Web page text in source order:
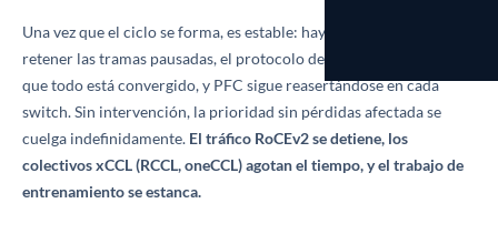
Una vez que el ciclo se forma, es estable: hay suficiente búfer para
retener las tramas pausadas, el protocolo de enrutamiento cree
que todo está convergido, y PFC sigue reasertándose en cada
switch. Sin intervención, la prioridad sin pérdidas afectada se
cuelga indefinidamente. El tráfico RoCEv2 se detiene, los
colectivos xCCL (RCCL, oneCCL) agotan el tiempo, y el trabajo de
entrenamiento se estanca.